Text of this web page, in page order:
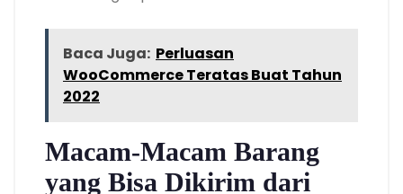
Baca Juga: Perluasan
WooCommerce Teratas Buat Tahun
2022
Macam-Macam Barang
yang Bisa Dikirim dari